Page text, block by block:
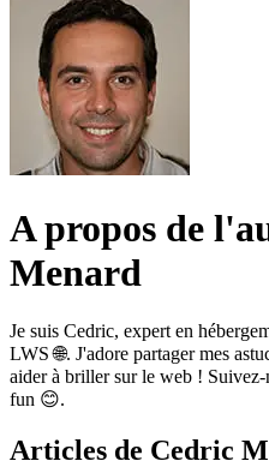
A propos de
Menard
Je suis Cedric, expert en
LWS 🌐. J'adore partager mes
aider à briller sur le web !
fun 😊.
Articles de Cedric